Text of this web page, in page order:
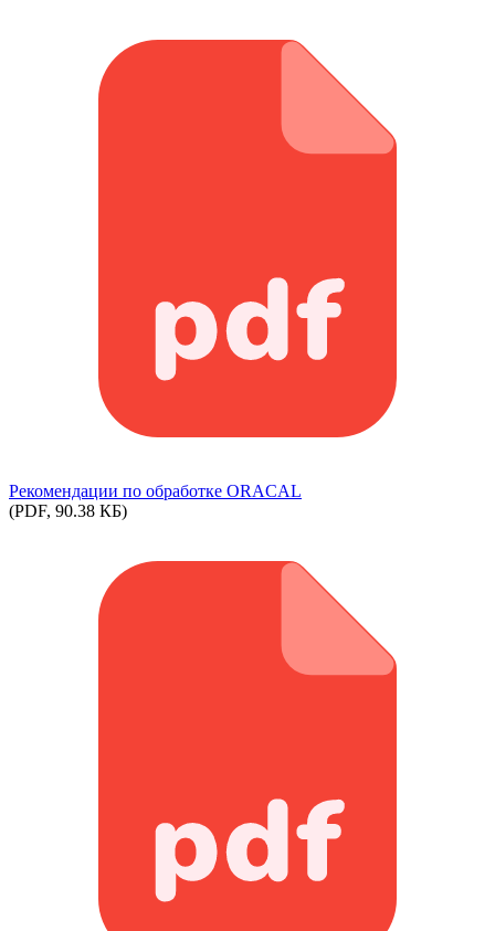
Рекомендации по обработке ORACAL
(PDF, 90.38 КБ)